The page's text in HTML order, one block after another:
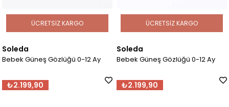
Soleda
Bebek Güneş Gözlüğü 0-12 Ay
₺2.199,90
ÜCRETSIZ KARGO
Soleda
Bebek Güneş Gözlüğü 0-12 Ay
₺2.199,90
ÜCRETSIZ KARGO